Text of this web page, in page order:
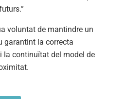
voluntat de mantindre un
garantint la correcta
la continuïtat del model de